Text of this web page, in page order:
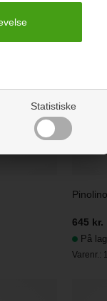
Statistiske
645 kr.
På
Varenr.: